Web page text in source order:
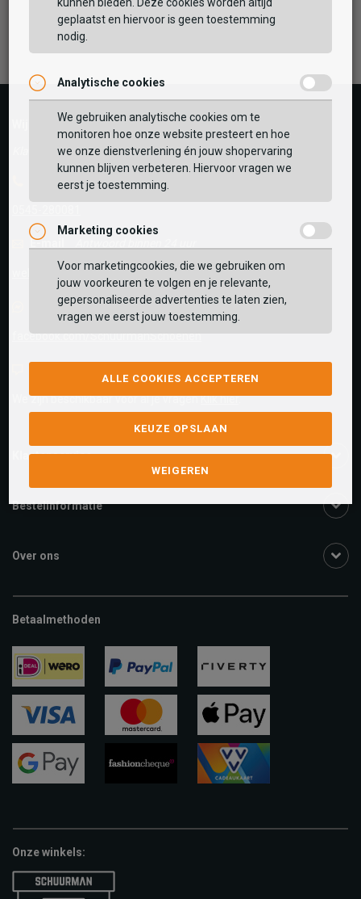
TOEVOEGEN AAN WINKELTAS
GEBRUIK MIJN LOCATIE
Zoek op postcode of gebruik jouw locatie om de
voorraad in een van onze winkels te bekijken.
BEKIJK WINKELTAS
VERDER WINKELEN
Vaak samen gekocht met
Facebook Pinterest
Wij helpen je graag!
Klantenservice geopend tot 17:00
Telefoon
E-mail
webshop@schuurman-schoenen.nl
Facebook chat
facebook.com/SchuurmanSchoenen
We zijn beschikbaar voor al je vragenKlik hier.
Klantenservice
Bestelinformatie
Over ons
Betaalmethoden
ideal paypal riverty
visa
apple-
pay
Onze winkels:
kunnen bieden. Deze cookies worden altijd
geplaatst en hiervoor is geen toestemming
nodig.
Analytische cookies
We gebruiken analytische cookies om te
monitoren hoe onze website presteert en hoe
we onze dienstverlening én jouw shopervaring
kunnen blijven verbeteren. Hiervoor vragen we
eerst je toestemming.
Marketing cookies
Voor marketingcookies, die we gebruiken om
jouw voorkeuren te volgen en je relevante,
gepersonaliseerde advertenties te laten zien,
vragen we eerst jouw toestemming.
ALLE COOKIES ACCEPTEREN
KEUZE OPSLAAN
WEIGEREN